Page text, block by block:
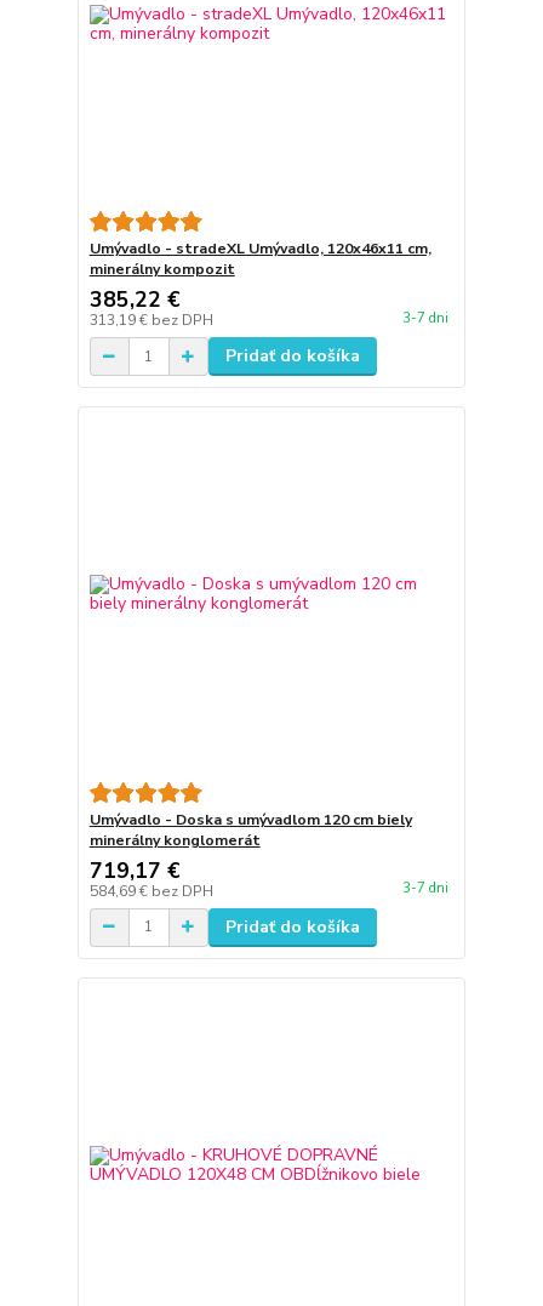
Umývadlo - stradeXL Umývadlo, 120x46x11 cm,
minerálny kompozit
385,22 €
313,19 € bez DPH 3-7 dni
Pridať do košíka
Umývadlo - Doska s umývadlom 120 cm biely
minerálny konglomerát
719,17 €
584,69 € bez DPH 3-7 dni
Pridať do košíka